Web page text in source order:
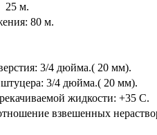
25 м.
80 м.
3/4 дюйма.( 20 мм).
3/4 дюйма.( 20 мм).
жидкости: +35 С.
взвешенных